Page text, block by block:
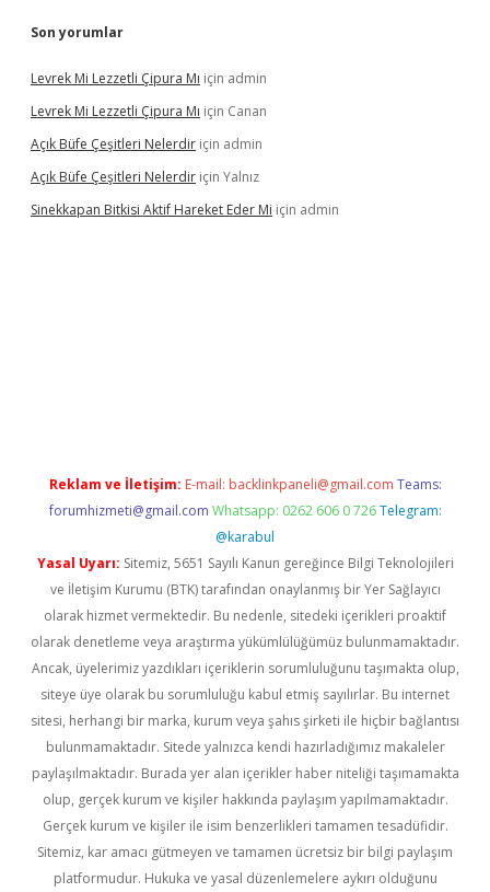
Son yorumlar
Levrek Mi Lezzetli Çipura Mı için admin
Levrek Mi Lezzetli Çipura Mı için Canan
Açık Büfe Çeşitleri Nelerdir için admin
Açık Büfe Çeşitleri Nelerdir için Yalnız
Sinekkapan Bitkisi Aktif Hareket Eder Mi için admin
Reklam ve İletişim: E-mail: backlinkpaneli@gmail.com Teams:
forumhizmeti@gmail.com Whatsapp: 0262 606 0 726 Telegram:
@karabul
Yasal Uyarı: Sitemiz, 5651 Sayılı Kanun gereğince Bilgi Teknolojileri
ve İletişim Kurumu (BTK) tarafından onaylanmış bir Yer Sağlayıcı
olarak hizmet vermektedir. Bu nedenle, sitedeki içerikleri proaktif
olarak denetleme veya araştırma yükümlülüğümüz bulunmamaktadır.
Ancak, üyelerimiz yazdıkları içeriklerin sorumluluğunu taşımakta olup,
siteye üye olarak bu sorumluluğu kabul etmiş sayılırlar. Bu internet
sitesi, herhangi bir marka, kurum veya şahıs şirketi ile hiçbir bağlantısı
bulunmamaktadır. Sitede yalnızca kendi hazırladığımız makaleler
paylaşılmaktadır. Burada yer alan içerikler haber niteliği taşımamakta
olup, gerçek kurum ve kişiler hakkında paylaşım yapılmamaktadır.
Gerçek kurum ve kişiler ile isim benzerlikleri tamamen tesadüfidir.
Sitemiz, kar amacı gütmeyen ve tamamen ücretsiz bir bilgi paylaşım
platformudur. Hukuka ve yasal düzenlemelere aykırı olduğunu